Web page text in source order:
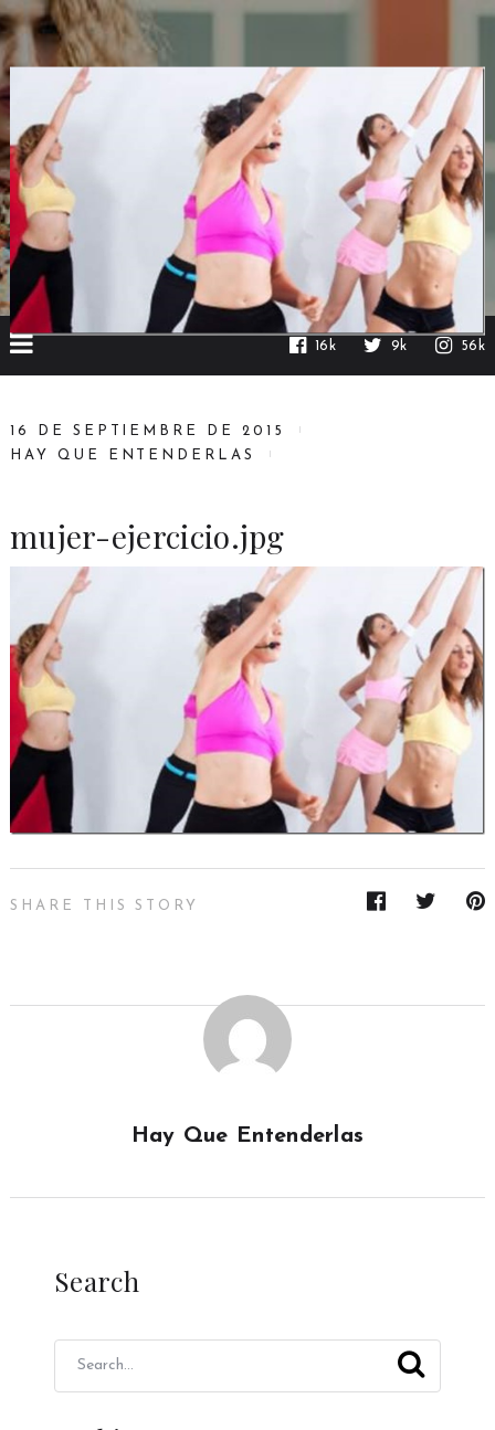
16k 9k 56k
16 DE SEPTIEMBRE DE 2015
HAY QUE ENTENDERLAS
mujer-ejercicio.jpg
SHARE THIS STORY
Hay Que Entenderlas
Search